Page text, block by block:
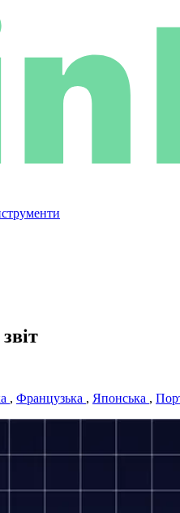
, Французька , Японська ,